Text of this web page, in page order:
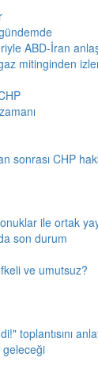
ABD-İran
mitinginden
sonrası CHP
ile ortak
son durum
ve umutsuz?
toplantısını